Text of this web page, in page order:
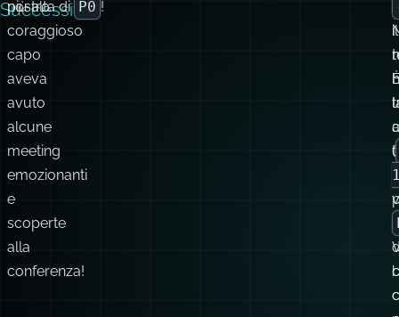
avuto
alcune
meeting
emozionanti
e
scoperte
alla
conferenza!
a
(